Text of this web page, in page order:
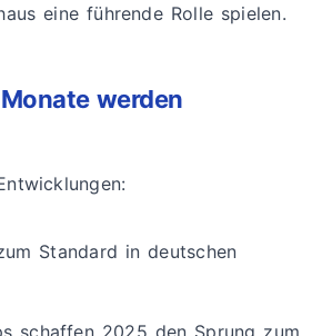
eine führende Rolle spielen.
werden
Standard in deutschen
schaffen 2025 den Sprung zum